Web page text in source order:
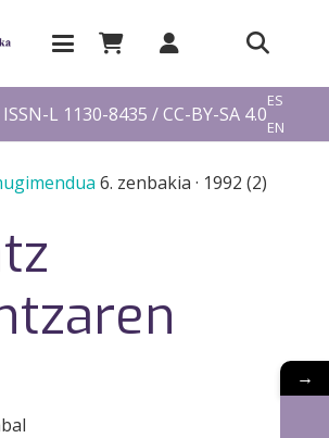
L 1130-8435 / CC-BY-SA 4.0
ES
EN
6. zenbakia · 1992 (2)
→